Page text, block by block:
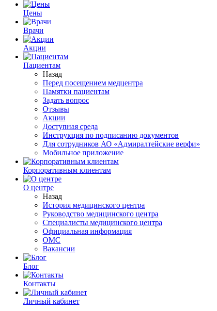
Цены
Врачи
Акции
Пациентам
Назад
Перед посещением медцентра
Памятки пациентам
Задать вопрос
Отзывы
Акции
Доступная среда
Инструкция по подписанию документов
Для сотрудников АО «Адмиралтейские верфи»
Мобильное приложение
Корпоративным клиентам
О центре
Назад
История медицинского центра
Руководство медицинского центра
Специалисты медицинского центра
Официальная информация
ОМС
Вакансии
Блог
Контакты
Личный кабинет